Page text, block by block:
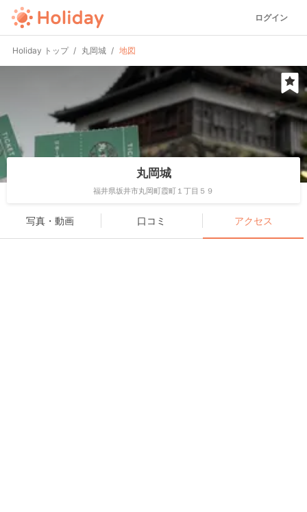
ログイン
Holiday トップ 丸岡城 地図
丸岡城
福井県坂井市丸岡町霞町１丁目５９
写真・動画 口コミ アクセス